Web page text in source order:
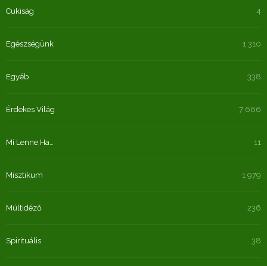
Cukiság 4
Egészségünk 1 310
Egyéb 338
Érdekes Világ 7 666
Mi Lenne Ha… 11
Misztikum 1 979
Múltidéző 236
Spirituális 38